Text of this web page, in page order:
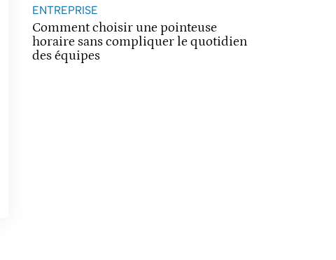
ENTREPRISE
Comment choisir une pointeuse
horaire sans compliquer le quotidien
des équipes